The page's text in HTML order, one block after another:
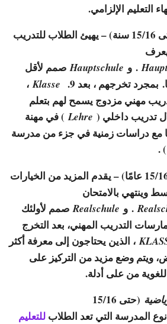
(حتى 15/16 سنة) – يهيئ الطلاب للتدريب
يعرف
. و Hauptschuleصمم لأقل
بمجرد تخرجهم ، بعد 9.
Klasse،
مهني مزدوج يسمح لهم بتعلم
تدريب داخلي ( Lehre) في مهنة
مع دراسات زمنية في جزء من مدرسة
)
(حتى 15/16 عامًا) – يقدم المزيد من الخيارات
​​وينتهي بالامتحان
. و Realschuleصمم لأولئك
التدريب المهني، بعد التخرج
، الذين يحتاجون إلى معرفة أكثر
ويتم وضع مزيد من التركيز على
من على أدلة.
(حتى 15/16
المدرسة التي تعد الطلاب للتعليم